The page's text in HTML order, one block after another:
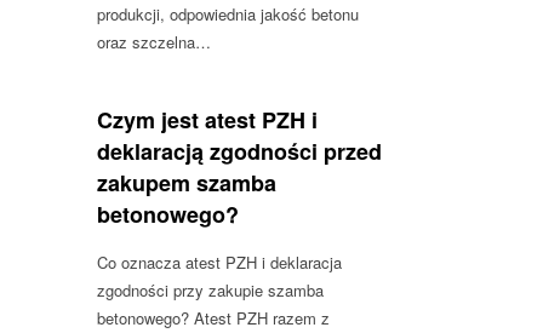
produkcji, odpowiednia jakość betonu
oraz szczelna…
Czym jest atest PZH i
deklaracją zgodności przed
zakupem szamba
betonowego?
Co oznacza atest PZH i deklaracja
zgodności przy zakupie szamba
betonowego? Atest PZH razem z